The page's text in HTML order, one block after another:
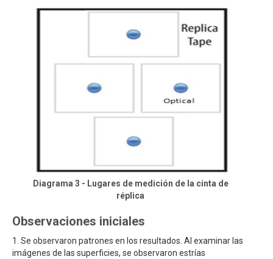
Diagrama 3 - Lugares de medición de la cinta de
réplica
Observaciones iniciales
1. Se observaron patrones en los resultados. Al examinar las
imágenes de las superficies, se observaron estrías